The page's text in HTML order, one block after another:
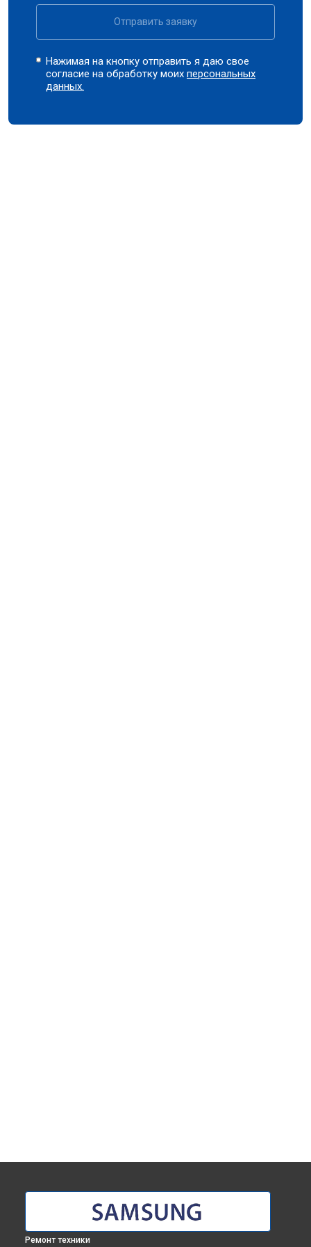
Отправить заявку
Нажимая на кнопку отправить я даю свое
согласие на обработку моихперсональных
данных.
Ремонт техники